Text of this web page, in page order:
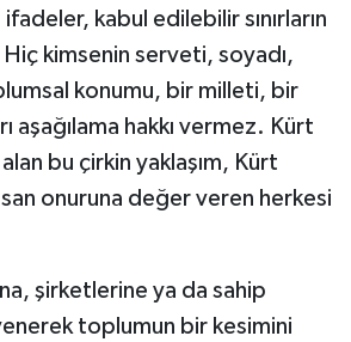
ifadeler, kabul edilebilir sınırların
kimsenin serveti, soyadı,
konumu, bir milleti, bir
aşağılama hakkı vermez. Kürt
alan bu çirkin yaklaşım, Kürt
onuruna değer veren herkesi
şirketlerine ya da sahip
toplumun bir kesimini